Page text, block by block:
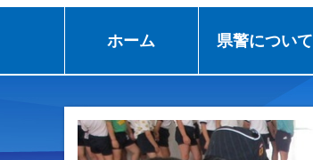
ホーム 県警について